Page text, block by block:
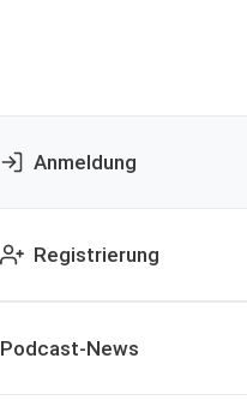
Anmeldung
Registrierung
Podcast-News